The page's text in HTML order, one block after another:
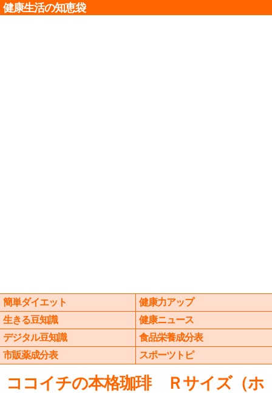
健康生活の知恵袋
簡単ダイエット
健康力アップ
生きる豆知識
健康ニュース
デジタル豆知識
食品栄養成分表
市販薬成分表
スポーツトピ
ココイチの本格珈琲 Ｒサイズ（ホ